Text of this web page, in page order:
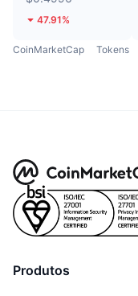
47.91%
CoinMarketCap Tokens
Produtos